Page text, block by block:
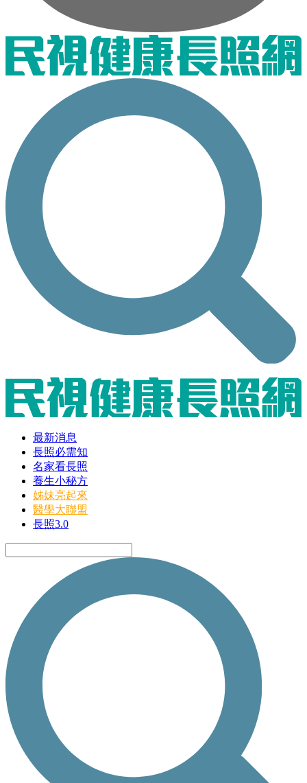
最新消息
長照必需知
名家看長照
養生小秘方
姊妹亮起來
醫學大聯盟
長照3.0